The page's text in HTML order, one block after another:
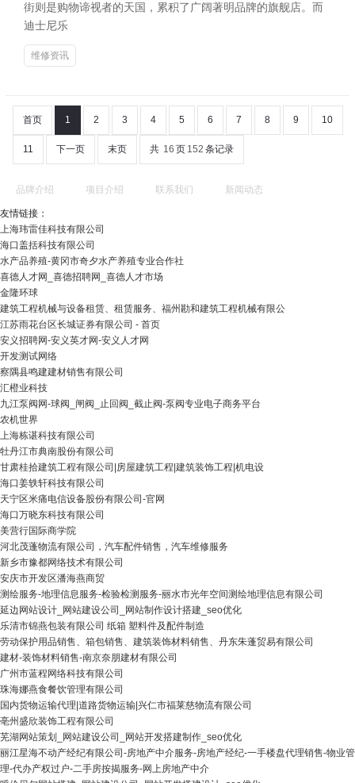
街则是购物谛视者的天国，累积了广阔著明品牌的旗舰店。而
迪士尼乐
维修资讯
首页 1 2 3 4 5 6 7 8 9 10
11 下一页 末页 共 16 页 152 条记录
品牌介绍 项目介绍 联系我们 新闻动态
友情链接：
上海玮雷佳科技有限公司
海口盖括科技有限公司
水产品养殖-黄冈市奇夕水产养殖专业合作社
喜德人才网_喜德招聘网_喜德人才市场
金隆环球
建筑工程机械与设备租赁、租赁服务、福州勘和建筑工程机械有限公
江苏雨花台区长城证券有限公司 - 首页
安义招聘网-安义英才网-安义人才网
开发测试网络
察隅县鸣建建材销售有限公司
汇橙业科技
九江泵阀网-球阀_闸阀_止回阀_截止阀-泵阀专业电子商务平台
农机世界
上海栋谌科技有限公司
牡丹江市典南股份有限公司
甘肃桂拾建筑工程有限公司|房屋建筑工程|建筑装饰工程|机电设
海口姜轶轩科技有限公司
天宁区米痛电信设备股份有限公司-官网
海口万晓东科技有限公司
美营行国际商学院
河北茂蓬物流有限公司，汽车配件销售，汽车维修服务
新乡市豫都网络技术有限公司
安庆市开发区潘海燕商贸
测绘服务-地理信息服务-检验检测服务-丽水市光年空间测绘地理信息有限公司
延边网站设计_网站建设公司_网站制作设计搭建_seo优化
乐清市锦燕包装有限公司 纸箱 塑料件及配件制造
劳动保护用品销售、箱包销售、建筑装饰材料销售、丹东朱蓬贸易有限公司
建材-装饰材料销售-南京奈朋建材有限公司
广州市蓝程网络科技有限公司
珠海娜燕食餐饮管理有限公司
国内货物运输代理|道路货物运输|兴仁市福莱慈物流有限公司
亳州盛欣装饰工程有限公司
芜湖网站策划_网站建设公司_网站开发搭建制作_seo优化
丽江星海不动产经纪有限公司-房地产中介服务-房地产经纪-一手楼盘代理销售-物业管
理-代办产权过户-二手房按揭服务-网上房地产中介